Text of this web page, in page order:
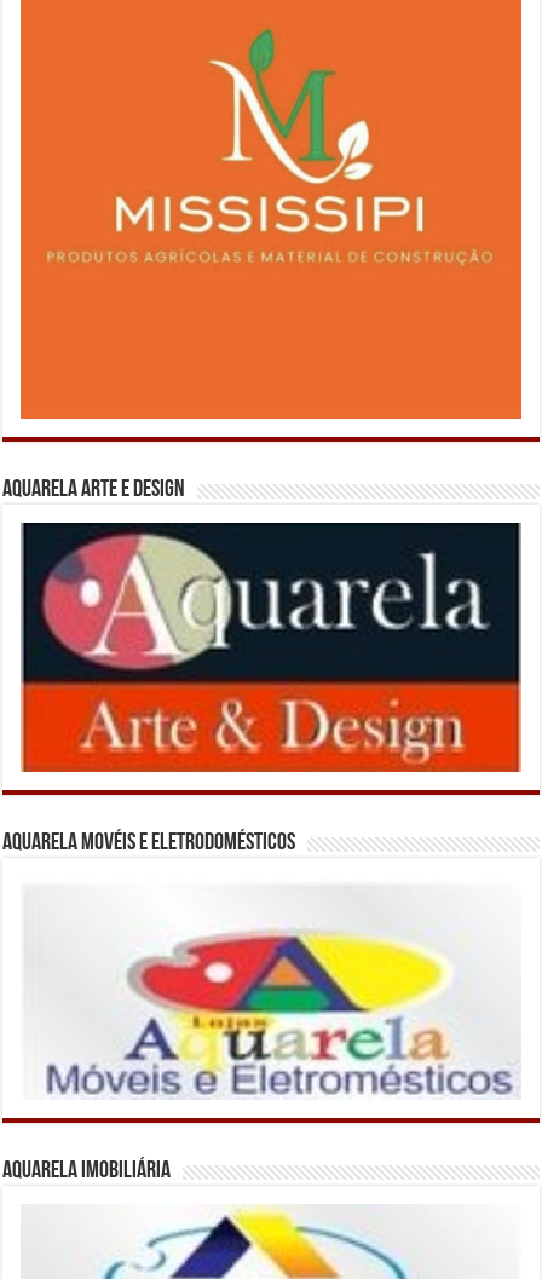
Aquarela Arte e Design
Aquarela Movéis e Eletrodomésticos
Aquarela Imobiliária